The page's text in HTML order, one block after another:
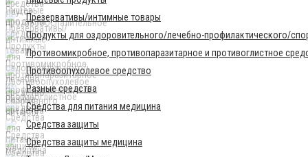
Презервативы/интимные товары
Продукты для оздоровительного/лечебно-профилактического/
Противомикробное, противопаразитарное и противоглистное
Противоопухолевое средство
Разные средства
Средства для питания медицина
Средства защиты
Средства защиты медицина